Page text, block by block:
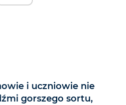
i uczniowie nie
gorszego sortu,